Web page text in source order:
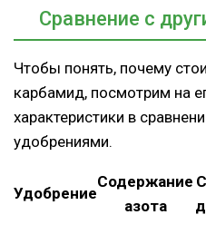
Сравнение с
Чтобы понять, почему
карбамид, посмотрим на
характеристики в
удобрениями.
Удобрение
Содержание
азота